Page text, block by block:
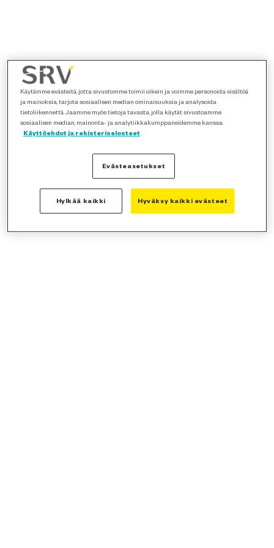
Käytämme evästeitä, jotta sivustomme toimii oikein ja voimme personoida sisältöä
ja mainoksia, tarjota sosiaalisen median ominaisuuksia ja analysoida
tietoliikennettä. Jaamme myös tietoja tavasta, jolla käytät sivustoamme
sosiaalisen median, mainonta- ja analytiikkakumppaneidemme kanssa.
Käyttöehdot ja rekisteriselosteet
Evästeasetukset
Hylkää kaikki Hyväksy kaikki evästeet